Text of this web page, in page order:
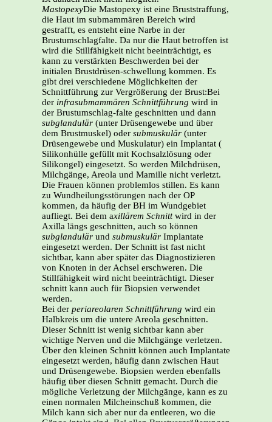
MastopexyDie Mastopexy ist eine Bruststraffung,
die Haut im submammären Bereich wird
gestrafft, es entsteht eine Narbe in der
Brustumschlagfalte. Da nur die Haut betroffen ist
wird die Stillfähigkeit nicht beeinträchtigt, es
kann zu verstärkten Beschwerden bei der
initialen Brustdrüsen-schwellung kommen. Es
gibt drei verschiedene Möglichkeiten der
Schnittführung zur Vergrößerung der Brust:Bei
der infrasubmammären Schnittführung wird in
der Brustumschlag-falte geschnitten und dann
subglandulär (unter Drüsengewebe und über
dem Brustmuskel) oder submuskulär (unter
Drüsengewebe und Muskulatur) ein Implantat (
Silikonhülle gefüllt mit Kochsalzlösung oder
Silikongel) eingesetzt. So werden Milchdrüsen,
Milchgänge, Areola und Mamille nicht verletzt.
Die Frauen können problemlos stillen. Es kann
zu Wundheilungsstörungen nach der OP
kommen, da häufig der BH im Wundgebiet
aufliegt. Bei dem axillärem Schnittwird in der
Axilla längs geschnitten, auch so können
subglandulär und submuskulär Implantate
eingesetzt werden. Der Schnitt ist fast nicht
sichtbar, kann aber später das Diagnostizieren
von Knoten in der Achsel erschweren. Die
Stillfähigkeit wird nicht beeinträchtigt. Dieser
schnitt kann auch für Biopsien verwendet
werden.
Bei der periareolaren Schnittführung wird ein
Halbkreis um die untere Areola geschnitten.
Dieser Schnitt ist wenig sichtbar kann aber
wichtige Nerven und die Milchgänge verletzen.
Über den kleinen Schnitt können auch Implantate
eingesetzt werden, häufig dann zwischen Haut
und Drüsengewebe. Biopsien werden ebenfalls
häufig über diesen Schnitt gemacht. Durch die
mögliche Verletzung der Milchgänge, kann es zu
einen normalen Milcheinschuß kommen, die
Milch kann sich aber nur da entleeren, wo die